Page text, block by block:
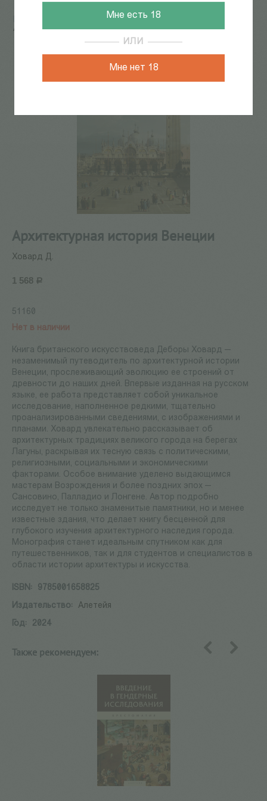
Мне есть 18
ИЛИ
Мне нет 18
КАТАЛОГ КНИГ / АЛЕТЕЙЯ ФЕСТ
Архитектурная история Венеции
Архитектурная история Венеции
Ховард Д.
1 568 Р
51160
Нет в наличии
Книга британского искусствоведа Деборы Ховард —
незаменимый путеводитель по архитектурной истории
Венеции, прослеживающий эволюцию ее строений от
древности до наших дней. Впервые изданная на русском
языке, ее работа представляет собой уникальное
исследование, наполненное редкими, тщательно
проанализированными сведениями, с изображениями и
планами. Ховард увлекательно рассказывает об
архитектурных традициях великого города на берегах
Лагуны, раскрывая их тесную связь с политическими,
религиозными, социальными и экономическими
факторами. Особое внимание уделено выдающимся
мастерам Возрождения и более поздних эпох —
Сансовино, Палладио и Лонгене. Автор подробно
исследует не только знаменитые памятники, но и менее
известные здания, что делает книгу бесценной для
глубокого изучения архитектурного наследия города.
Монография станет идеальным спутником как для
путешественников, так и для студентов и специалистов в
области истории архитектуры и искусства.
ISBN:
9785001658825
Издательство:
Алетейя
Год:
2024
Также рекомендуем: